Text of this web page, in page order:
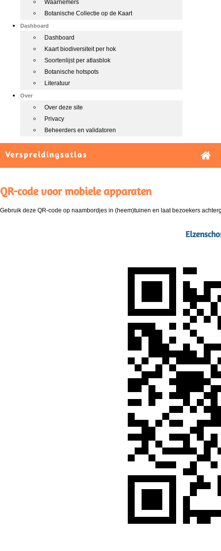
Waarnemers
Botanische Collectie op de Kaart
Dashboard
Dashboard
Kaart biodiversiteit per hok
Soortenlijst per atlasblok
Botanische hotspots
Literatuur
Over
Over deze site
Privacy
Beheerders en validatoren
Verspreidingsatlas
QR-code voor mobiele apparaten
Gebruik deze QR-code op naambordjes in (heem)tuinen en laat bezoekers